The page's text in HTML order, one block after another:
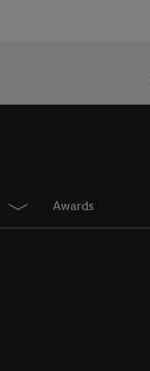
Awards
informatie,
in te